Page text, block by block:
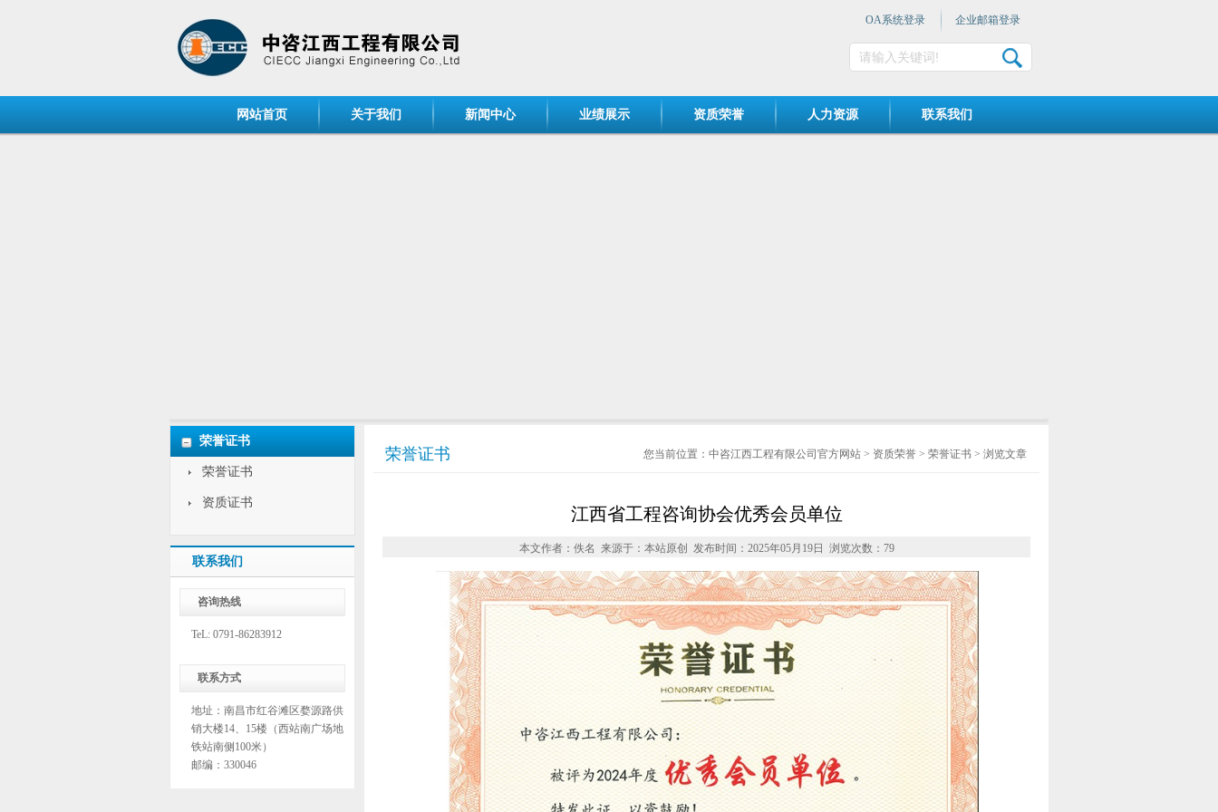
OA系统登录 企业邮箱登录
网站首页 关于我们 新闻中心 业绩展示 资质荣誉 人力资源 联系我们
荣誉证书
荣誉证书
资质证书
联系我们
咨询热线
TeL: 0791-86283912
联系方式
地址：南昌市红谷滩区婺源路供
销大楼14、15楼（西站南广场地
铁站南侧100米）
邮编：330046
您当前位置： 中咨江西工程有限公司官方网站 > 资质荣誉 > 荣誉证书 > 浏览文章
荣誉证书
江西省工程咨询协会优秀会员单位
本文作者：佚名 来源于：本站原创 发布时间：2025年05月19日 浏览次数： 79